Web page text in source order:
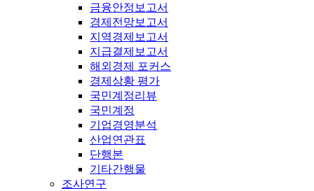
금융안정보고서
경제전망보고서
지역경제보고서
지급결제보고서
해외경제 포커스
경제상황 평가
국민계정리뷰
국민계정
기업경영분석
산업연관표
단행본
기타간행물
조사연구